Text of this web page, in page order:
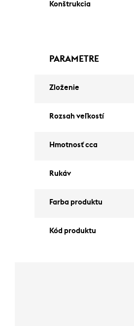
Konštrukcia
PARAMETRE
Zloženie
Rozsah veľkostí
Hmotnosť cca
Rukáv
Farba produktu
Kód produktu